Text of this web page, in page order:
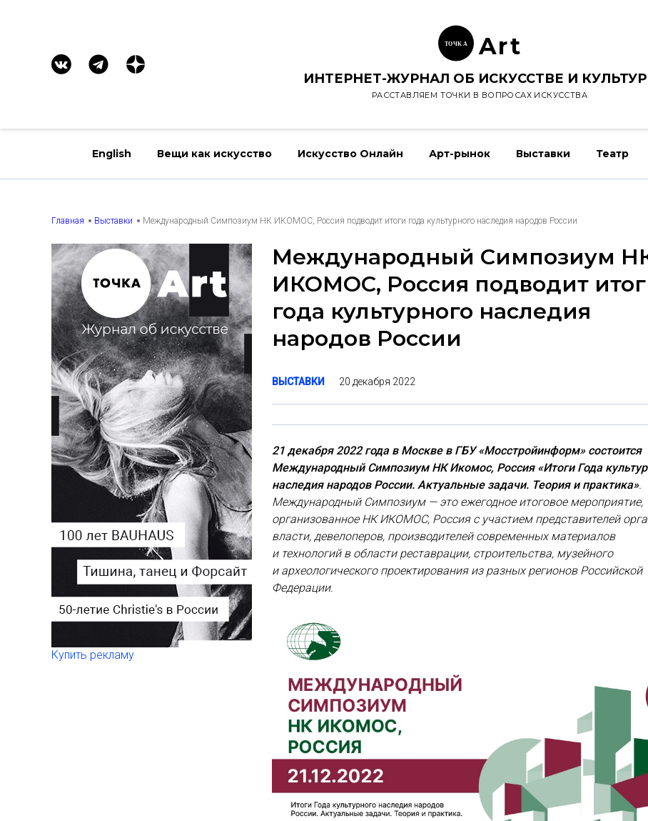
ТОЧК А Art
ИНТЕРНЕТ-ЖУРНАЛ ОБ ИСКУССТВЕ И
РАССТАВЛЯЕМ ТОЧКИ В ВОПРОСАХ ИСКУССТВА
English Вещи как искусство Искусство Онлайн Арт-рынок Выставки Театр
Главная Выставки Международный Симпозиум НК ИКОМОС, Россия подводит итоги года культурного наследия народов России
Купить рекламу
Международный Симпозиум
ИКОМОС, Россия подводит
года культурного наследия
народов России
ВЫСТАВКИ 20 декабря 2022
21 декабря 2022 года в Москве в ГБУ «Мосстройинформ» состоится
Международный Симпозиум НК Икомос, Россия «Итоги Года
наследия народов России. Актуальные задачи. Теория и практика».
Международный Симпозиум — это ежегодное итоговое мероприятие,
организованное НК ИКОМОС, Россия с участием представителей
власти, девелоперов, производителей современных материалов
и технологий в области реставрации, строительства, музейного
и археологического проектирования из разных регионов Российской
Федерации.